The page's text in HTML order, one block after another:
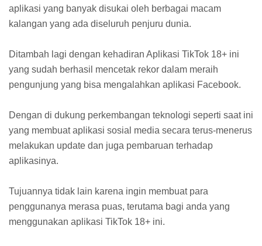
aplikasi yang banyak disukai oleh berbagai macam
kalangan yang ada diseluruh penjuru dunia.
Ditambah lagi dengan kehadiran Aplikasi TikTok 18+ ini
yang sudah berhasil mencetak rekor dalam meraih
pengunjung yang bisa mengalahkan aplikasi Facebook.
Dengan di dukung perkembangan teknologi seperti saat ini
yang membuat aplikasi sosial media secara terus-menerus
melakukan update dan juga pembaruan terhadap
aplikasinya.
Tujuannya tidak lain karena ingin membuat para
penggunanya merasa puas, terutama bagi anda yang
menggunakan aplikasi TikTok 18+ ini.